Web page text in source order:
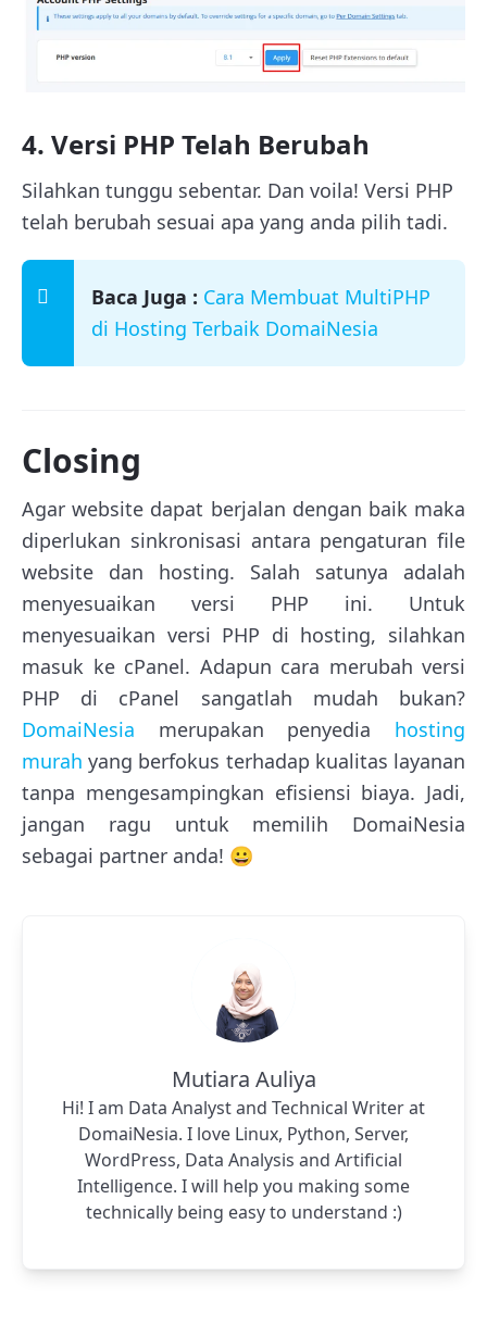
4. Versi PHP Telah Berubah
Silahkan tunggu sebentar. Dan voila! Versi PHP
telah berubah sesuai apa yang anda pilih tadi.
Baca Juga : Cara Membuat MultiPHP
di Hosting Terbaik DomaiNesia
Closing
Agar website dapat berjalan dengan baik maka
diperlukan sinkronisasi antara pengaturan file
website dan hosting. Salah satunya adalah
menyesuaikan versi PHP ini. Untuk
menyesuaikan versi PHP di hosting, silahkan
masuk ke cPanel. Adapun cara merubah versi
PHP di cPanel sangatlah mudah bukan?
DomaiNesia merupakan penyedia hosting
murah yang berfokus terhadap kualitas layanan
tanpa mengesampingkan efisiensi biaya. Jadi,
jangan ragu untuk memilih DomaiNesia
sebagai partner anda! 😀
Mutiara Auliya
Hi! I am Data Analyst and Technical Writer at
DomaiNesia. I love Linux, Python, Server,
WordPress, Data Analysis and Artificial
Intelligence. I will help you making some
technically being easy to understand :)